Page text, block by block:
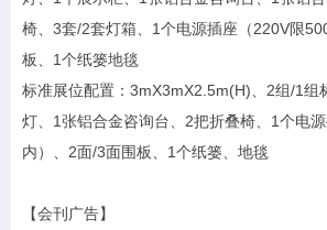
椅、3套/2套灯箱、1个电源插座（220V限
板、1个纸篓地毯
标准展位配置：3mX3mX2.5m(H)、2组/1组
灯、1张铝合金咨询台、2把折叠椅、1个电
内）、2面/3面围板、1个纸篓、地毯
【会刊广告】